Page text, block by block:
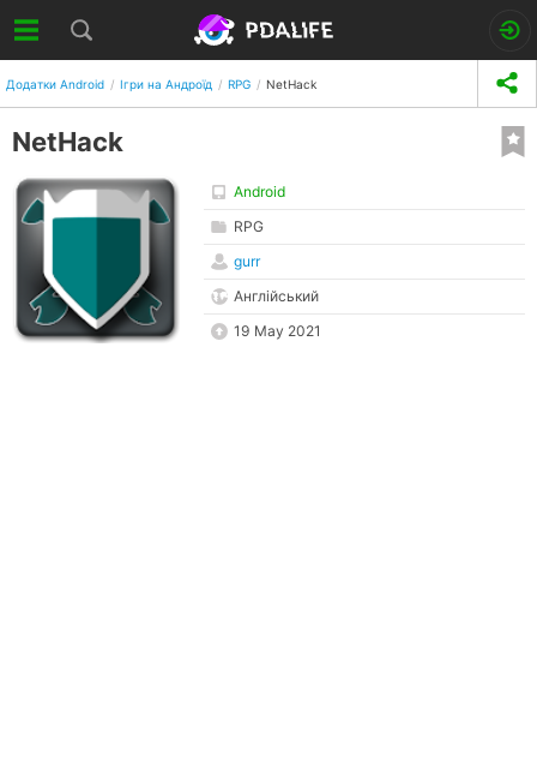
Додатки Android Ігри на Андроїд RPG NetHack
NetHack
Android
RPG
gurr
Англійський
19 May 2021